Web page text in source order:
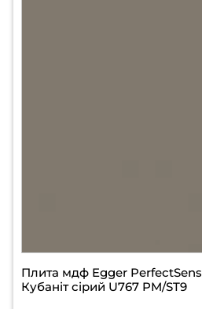
Плита мдф Egger
Кубаніт сірий U767 PM/ST9